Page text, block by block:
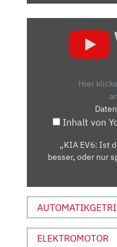
IONIQ
BESSER,
SPORTLICHER?
AUTO
MOTOR
Hier
Inhalt von
„KIA EV6: Ist
besser, oder nur
ELEKTROMOTOR